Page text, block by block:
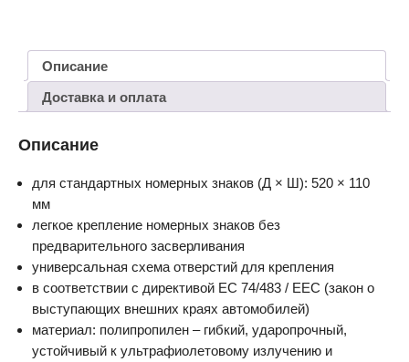
Описание
Доставка и оплата
Описание
для стандартных номерных знаков (Д × Ш): 520 × 110
мм
легкое крепление номерных знаков без
предварительного засверливания
универсальная схема отверстий для крепления
в соответствии с директивой ЕС 74/483 / EEC (закон о
выступающих внешних краях автомобилей)
материал: полипропилен – гибкий, ударопрочный,
устойчивый к ультрафиолетовому излучению и